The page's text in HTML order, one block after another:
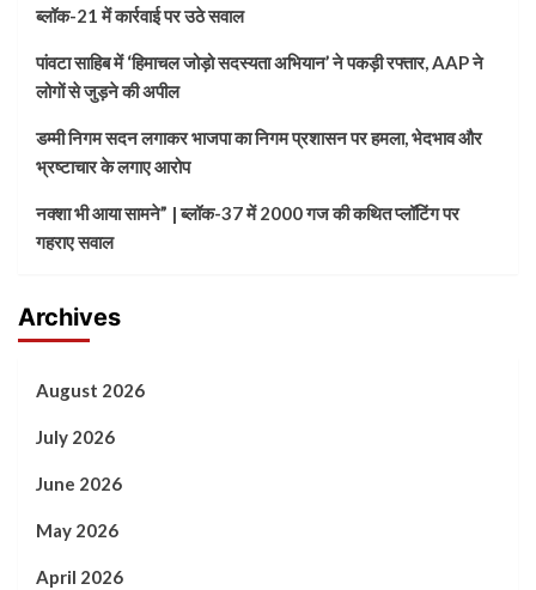
ब्लॉक-21 में कार्रवाई पर उठे सवाल
पांवटा साहिब में ‘हिमाचल जोड़ो सदस्यता अभियान’ ने पकड़ी रफ्तार, AAP ने
लोगों से जुड़ने की अपील
डम्मी निगम सदन लगाकर भाजपा का निगम प्रशासन पर हमला, भेदभाव और
भ्रष्टाचार के लगाए आरोप
नक्शा भी आया सामने” | ब्लॉक-37 में 2000 गज की कथित प्लॉटिंग पर
गहराए सवाल
Archives
August 2026
July 2026
June 2026
May 2026
April 2026